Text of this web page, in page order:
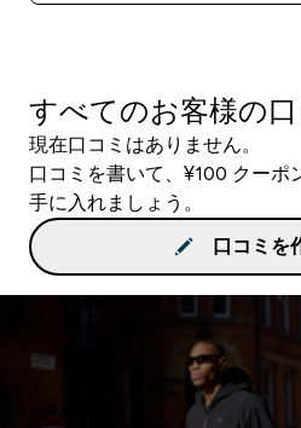
すべてのお客様の口
現在口コミはありません。
口コミを書いて、¥100 クーポ
手に入れましょう。
口コミを